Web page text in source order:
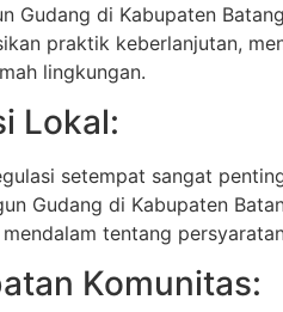
Gudang di Kabupaten
praktik keberlanjutan,
lingkungan.
Lokal:
setempat sangat
Gudang di Kabupaten
tentang
Komunitas: